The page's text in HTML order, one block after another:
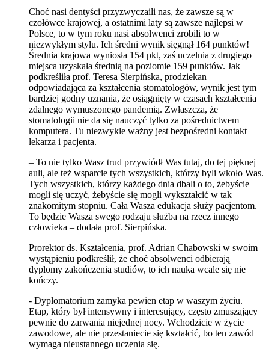
Choć nasi dentyści przyzwyczaili nas, że zawsze są w
czołówce krajowej, a ostatnimi laty są zawsze najlepsi w
Polsce, to w tym roku nasi absolwenci zrobili to w
niezwykłym stylu. Ich średni wynik sięgnął 164 punktów!
Średnia krajowa wyniosła 154 pkt, zaś uczelnia z drugiego
miejsca uzyskała średnią na poziomie 159 punktów. Jak
podkreśliła prof. Teresa Sierpińska, prodziekan
odpowiadająca za kształcenia stomatologów, wynik jest tym
bardziej godny uznania, że osiągnięty w czasach kształcenia
zdalnego wymuszonego pandemią. Zwłaszcza, że
stomatologii nie da się nauczyć tylko za pośrednictwem
komputera. Tu niezwykle ważny jest bezpośredni kontakt
lekarza i pacjenta.
– To nie tylko Wasz trud przywiódł Was tutaj, do tej pięknej
auli, ale też wsparcie tych wszystkich, którzy byli wkoło Was.
Tych wszystkich, którzy każdego dnia dbali o to, żebyście
mogli się uczyć, żebyście się mogli wykształcić w tak
znakomitym stopniu. Cała Wasza edukacja służy pacjentom.
To będzie Wasza swego rodzaju służba na rzecz innego
człowieka – dodała prof. Sierpińska.
Prorektor ds. Kształcenia, prof. Adrian Chabowski w swoim
wystąpieniu podkreślił, że choć absolwenci odbierają
dyplomy zakończenia studiów, to ich nauka wcale się nie
kończy.
- Dyplomatorium zamyka pewien etap w waszym życiu.
Etap, który był intensywny i interesujący, często zmuszający
pewnie do zarwania niejednej nocy. Wchodzicie w życie
zawodowe, ale nie przestaniecie się kształcić, bo ten zawód
wymaga nieustannego uczenia się.